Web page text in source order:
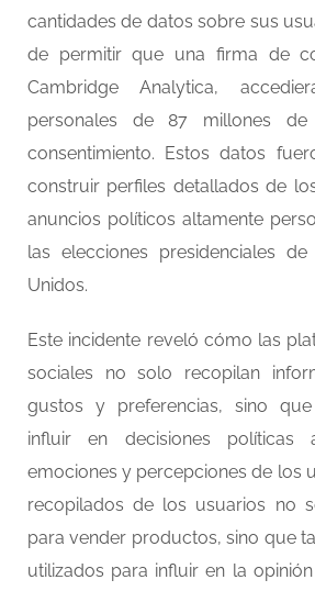
cantidades de datos sobre sus
de permitir que una firma de
Cambridge Analytica,
personales de 87 millones
consentimiento. Estos datos
construir perfiles detallados de
anuncios políticos altamente
las elecciones presidenciales
Unidos.
Este incidente reveló cómo las
sociales no solo recopilan
gustos y preferencias, sino
influir en decisiones políticas
emociones y percepciones de los
recopilados de los usuarios no
para vender productos, sino que
utilizados para influir en la